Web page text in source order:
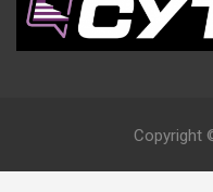
Copyright